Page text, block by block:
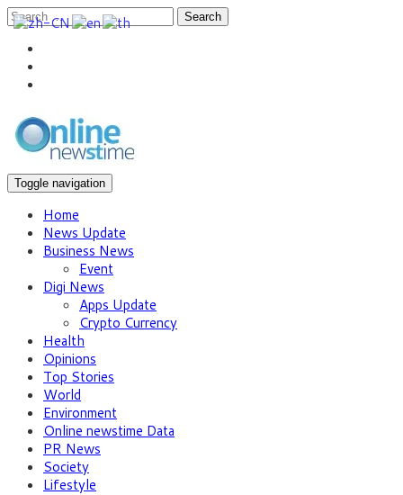
Search
Toggle navigation
Home
News Update
Business News
Event
Digi News
Apps Update
Crypto Currency
Health
Opinions
Top Stories
World
Environment
Online newstime Data
PR News
Society
Lifestyle